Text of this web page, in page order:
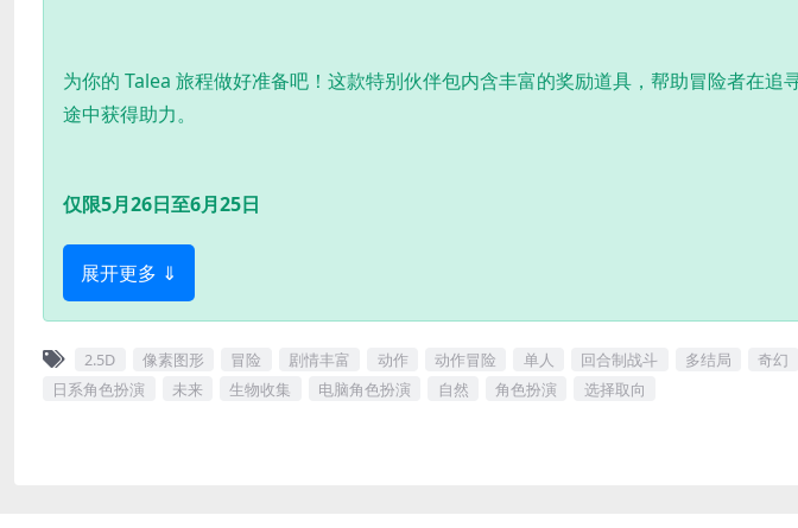
为你的 Talea 旅程做好准备吧！这款特别伙伴包内含丰富的奖励道具，帮助冒险者在追
途中获得助力。
仅限5月26日至6月25日
展开更多 ⇓
2.5D 像素图形 冒险 剧情丰富 动作 动作冒险 单人 回合制战斗 多结局 奇幻
日系角色扮演
未来 生物收集 电脑角色扮演 自然 角色扮演 选择取向